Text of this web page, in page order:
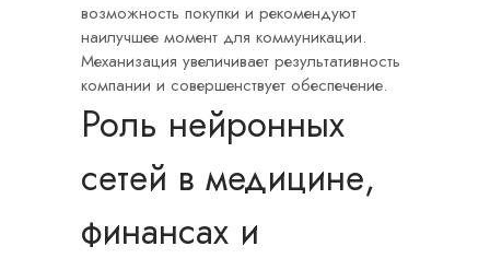
возможность покупки и рекомендуют
наилучшее момент для коммуникации.
Механизация увеличивает результативность
компании и совершенствует обеспечение.
Роль нейронных
сетей в медицине,
финансах и